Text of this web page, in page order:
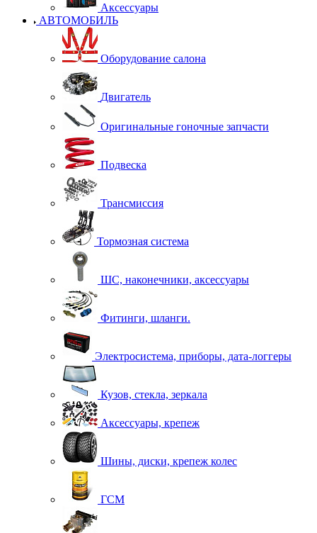
Аксессуары
АВТОМОБИЛЬ
Оборудование салона
Двигатель
Оригинальные гоночные запчасти
Подвеска
Трансмиссия
Тормозная система
ШС, наконечники, аксессуары
Фитинги, шланги.
Электросистема, приборы, дата-логгеры
Кузов, стекла, зеркала
Аксессуары, крепеж
Шины, диски, крепеж колес
ГСМ